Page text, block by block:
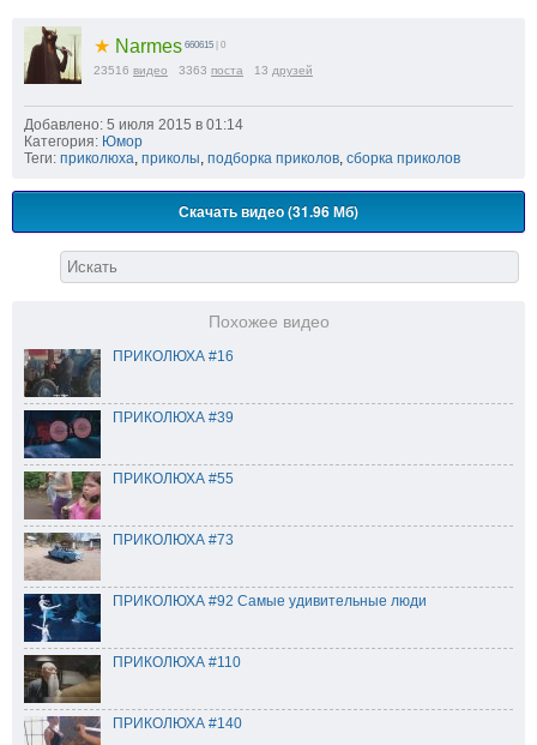
★ Narmes 660615 | 0
23516 видео 3363 поста 13 друзей
Добавлено: 5 июля 2015 в 01:14
Категория: Юмор
Теги: приколюха приколы подборка приколов сборка приколов
Скачать видео (31.96 Мб)
Похожее видео
ПРИКОЛЮХА #16
ПРИКОЛЮХА #39
ПРИКОЛЮХА #55
ПРИКОЛЮХА #73
ПРИКОЛЮХА #92 Самые удивительные люди
ПРИКОЛЮХА #110
ПРИКОЛЮХА #140